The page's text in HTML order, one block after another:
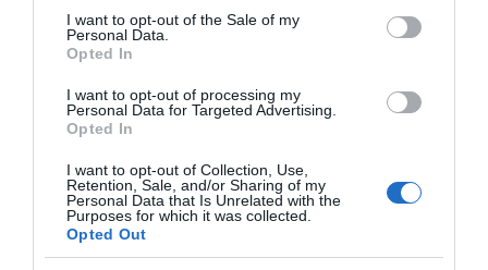
consent section.
I want to opt-out of the Sale of my
Personal Data.
Opted In
I want to opt-out of processing my
Personal Data for Targeted Advertising.
Opted In
I want to opt-out of Collection, Use,
Retention, Sale, and/or Sharing of my
Personal Data that Is Unrelated with the
Purposes for which it was collected.
Opted Out
Ακολούθησε το debater.gr στο
Google News
και μάθετε πρώτοι όλες τις ειδήσεις
Share Tweet
EUROLEAGUE
ΒΑΛΕΝΘΙΑ
ΔΗΜΗΤΡΗΣ ΓΙΑΝΝΑΚΟΠΟΥΛΟΣ ΠΑΝΑΘΗΝΑΙΚΟΣ
ΔΙΑΦΗΜΙΣΗ